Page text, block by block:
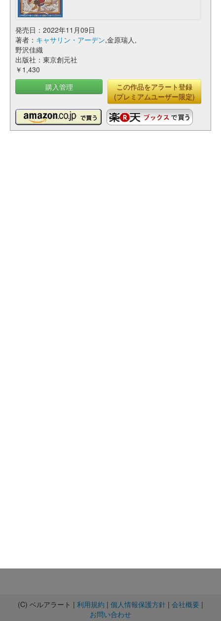
発売日：2022年11月09日
著者： キャサリン・アーデン,金原瑞人,
野沢佳織
出版社：東京創元社
￥1,430
購入管理
この作品をアラート登録
(プレミアムユーザー限定)
(C) ベルアラート | 利用規約 | 個人情報保護方針 | 会社概要 |
お問い合わせ